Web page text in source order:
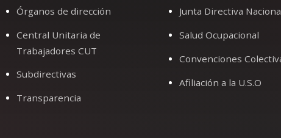
Órganos de dirección
Central Unitaria de
Trabajadores CUT
Subdirectivas
Transparencia
Junta Directiva
Salud Ocupacional
Convenciones
Afiliación a la U.S.O